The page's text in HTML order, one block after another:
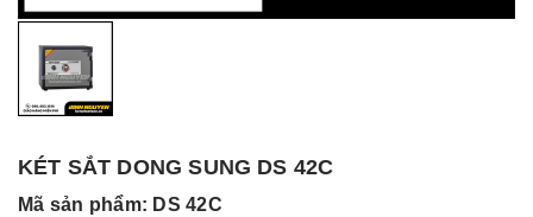
KÉT SẮT DONG SUNG DS 42C
Mã sản phẩm: DS 42C